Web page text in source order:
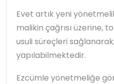
Evet artık yeni
malikin çağrısı üzerine,
usuli süreçleri
yapılabilmektedir.
Ezcümle yönetmeliğe